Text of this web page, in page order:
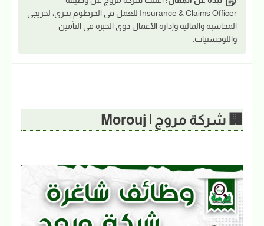
Insurance & Claims Officer للعمل في الخرطوم بحري، لخريجي
المحاسبة والمالية وإدارة الأعمال ذوي الخبرة في التأمين
واللوجستيات.
🏢 شركة مروج | Morouj